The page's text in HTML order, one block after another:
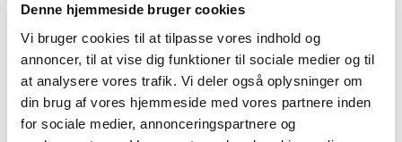
Denne hjemmeside bruger cookies
Vi bruger cookies til at tilpasse vores indhold og
annoncer, til at vise dig funktioner til sociale medier og til
at analysere vores trafik. Vi deler også oplysninger om
din brug af vores hjemmeside med vores partnere inden
for sociale medier, annonceringspartnere og